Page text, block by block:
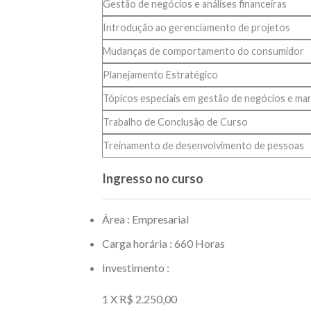
Gestão de negócios e análises financeiras
Introdução ao gerenciamento de projetos
Mudanças de comportamento do consumidor
Planejamento Estratégico
Tópicos especiais em gestão de negócios e
Trabalho de Conclusão de Curso
Treinamento de desenvolvimento de pessoas
Ingresso no curso
Área : Empresarial
Carga horária : 660 Horas
Investimento :
1 X R$ 2.250,00